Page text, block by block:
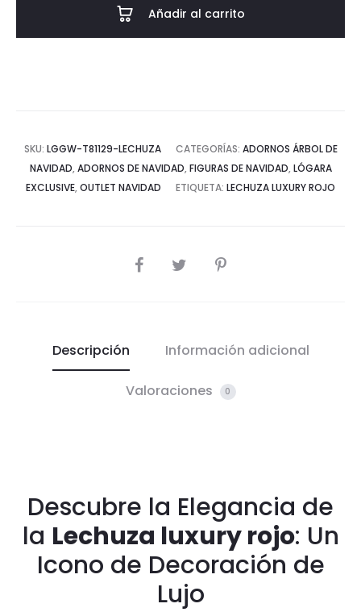
50€.
35€.
Añadir al carrito
SKU: LGGW-T81129-LECHUZA CATEGORÍAS: ADORNOS ÁRBOL DE
NAVIDAD, ADORNOS DE NAVIDAD, FIGURAS DE NAVIDAD, LÓGARA
EXCLUSIVE, OUTLET NAVIDAD ETIQUETA: LECHUZA LUXURY ROJO
COMPARTIR
Descripción Información adicional
Valoraciones 0
Descubre la Elegancia de
la Lechuza luxury rojo: Un
Icono de Decoración de
Lujo